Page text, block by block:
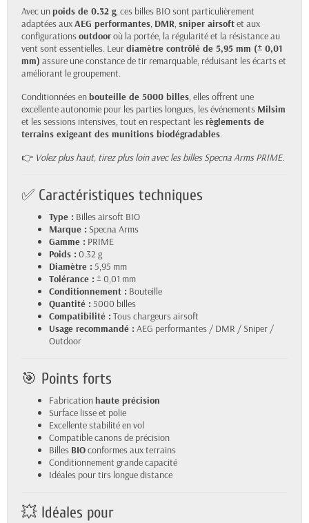
Avec unpoids de 0.32 g, ces billes BIO sont particulièrement
adaptées auxAEG performantes, DMR, sniper airsoftet aux
configurationsoutdooroù la portée, la régularité et la résistance au
vent sont essentielles. Leurdiamètre contrôlé de 5,95 mm (± 0,01
mm) assure une constance de tir remarquable, réduisant les écarts et
améliorant le groupement.
Conditionnées enbouteille de 5000 billes, elles offrent une
excellente autonomie pour les parties longues, les événements Milsim
et les sessions intensives, tout en respectant lesrèglements de
terrains exigeant des munitions biodégradables.
👉 Volez plus haut, tirez plus loin avec les billes Specna Arms PRIME.
✅ Caractéristiques techniques
Type : Billes airsoft BIO
Marque : Specna Arms
Gamme : PRIME
Poids : 0.32 g
Diamètre : 5,95 mm
Tolérance : ± 0,01 mm
Conditionnement : Bouteille
Quantité : 5000 billes
Compatibilité : Tous chargeurs airsoft
Usage recommandé : AEG performantes / DMR / Sniper /
Outdoor
🎯 Points forts
Fabricationhaute précision
Surface lisse et polie
Excellente stabilité en vol
Compatible canons de précision
Billes BIOconformes aux terrains
Conditionnement grande capacité
Idéales pour tirs longue distance
💥 Idéales pour